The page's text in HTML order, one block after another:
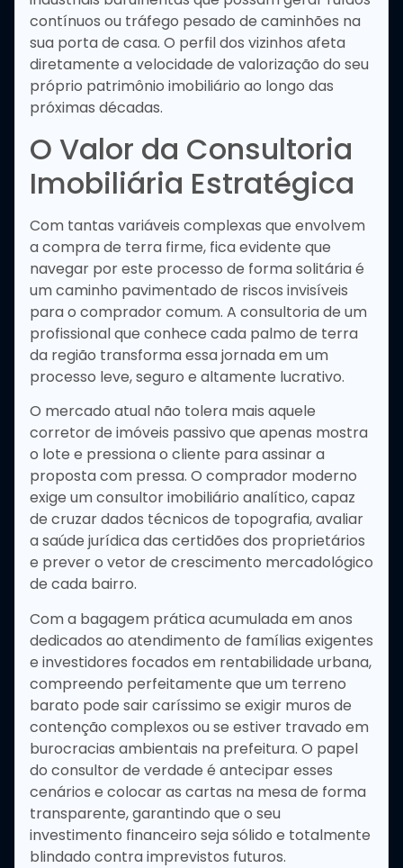
contínuos ou tráfego pesado de caminhões na
sua porta de casa. O perfil dos vizinhos afeta
diretamente a velocidade de valorização do seu
próprio patrimônio imobiliário ao longo das
próximas décadas.
O Valor da Consultoria
Imobiliária Estratégica
Com tantas variáveis complexas que envolvem
a compra de terra firme, fica evidente que
navegar por este processo de forma solitária é
um caminho pavimentado de riscos invisíveis
para o comprador comum. A consultoria de um
profissional que conhece cada palmo de terra
da região transforma essa jornada em um
processo leve, seguro e altamente lucrativo.
O mercado atual não tolera mais aquele
corretor de imóveis passivo que apenas mostra
o lote e pressiona o cliente para assinar a
proposta com pressa. O comprador moderno
exige um consultor imobiliário analítico, capaz
de cruzar dados técnicos de topografia, avaliar
a saúde jurídica das certidões dos proprietários
e prever o vetor de crescimento mercadológico
de cada bairro.
Com a bagagem prática acumulada em anos
dedicados ao atendimento de famílias exigentes
e investidores focados em rentabilidade urbana,
compreendo perfeitamente que um terreno
barato pode sair caríssimo se exigir muros de
contenção complexos ou se estiver travado em
burocracias ambientais na prefeitura. O papel
do consultor de verdade é antecipar esses
cenários e colocar as cartas na mesa de forma
transparente, garantindo que o seu
investimento financeiro seja sólido e totalmente
blindado contra imprevistos futuros.